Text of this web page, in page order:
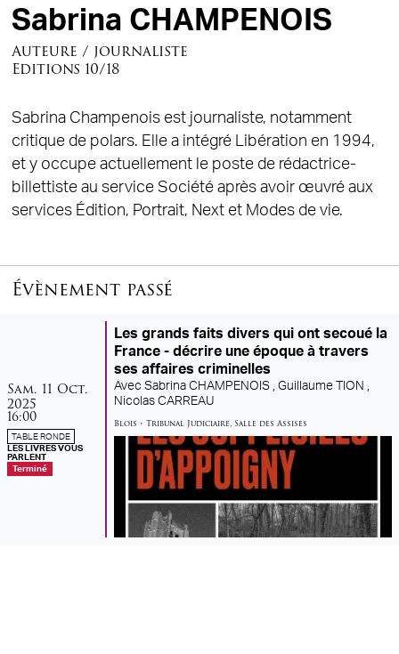
Sabrina CHAMPENOIS
Auteure / journaliste
Editions 10/18
Sabrina Champenois est journaliste, notamment
critique de polars. Elle a intégré Libération en 1994,
et y occupe actuellement le poste de rédactrice-
billettiste au service Société après avoir œuvré aux
services Édition, Portrait, Next et Modes de vie.
Évènement passé
samedi
Sam. 11 octobre
Oct.
2025
16:00
TABLE RONDE
LES LIVRES VOUS
PARLENT
Terminé
Les grands faits divers qui ont secoué la
France - décrire une époque à travers
ses affaires criminelles
Avec Sabrina CHAMPENOIS , Guillaume TION ,
Nicolas CARREAU
Blois • Tribunal Judiciaire, Salle des Assises